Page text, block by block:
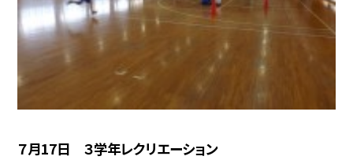
７月17日 ３学年レクリエーション